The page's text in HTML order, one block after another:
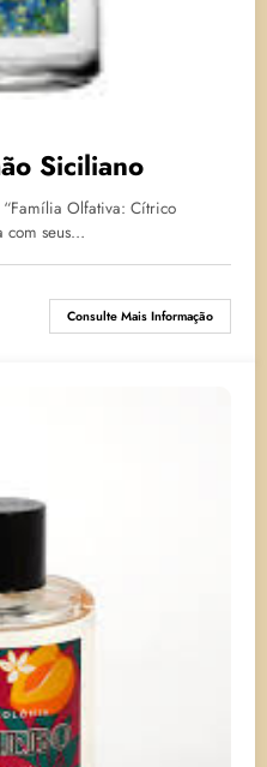
Siciliano
Olfativa: Cítrico
com seus…
Consulte Mais Informação